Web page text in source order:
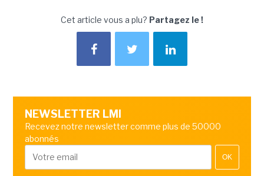
Cet article vous a plu? Partagez le !
NEWSLETTER LMI
Recevez notre newsletter comme plus de 50000
abonnés
OK